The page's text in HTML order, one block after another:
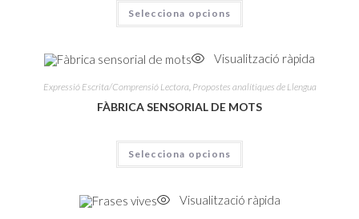
Selecciona opcions
Visualització ràpida
Expressió Escrita/Comprensió Lectora, Propostes analítiques de Llengua
FÀBRICA SENSORIAL DE MOTS
Selecciona opcions
Visualització ràpida